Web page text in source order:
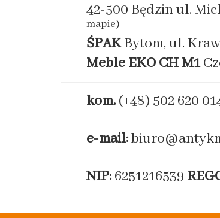
42-500 Będzin ul.
mapie)
ŚPAKBytom, ul.
Meble EKO CH M1
kom. (+48) 502 620
e-mail:
NIP: 6251216539